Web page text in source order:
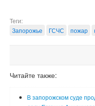
Теги:
Запорожье
ГСЧС пожар
Читайте также:
В запорожском суде